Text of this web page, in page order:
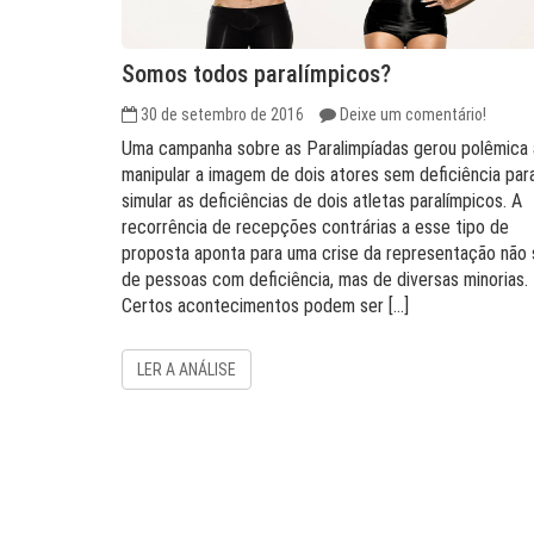
Somos todos paralímpicos?
30 de setembro de 2016 Deixe um comentário!
Uma campanha sobre as Paralimpíadas gerou polêmica
manipular a imagem de dois atores sem deficiência
simular as deficiências de dois atletas paralímpicos. A
recorrência de recepções contrárias a esse tipo de
proposta aponta para uma crise da representação não
de pessoas com deficiência, mas de diversas minorias.
Certos acontecimentos podem ser […]
LER A ANÁLISE